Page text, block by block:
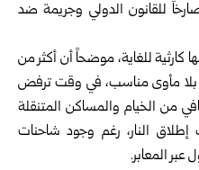
للقانون الدولي وجريمة ضد
كارثية للغاية، موضحاً أن أكثر من
بلا مأوى مناسب، في وقت ترفض
من الخيام والمساكن المتنقلة
النار، رغم وجود شاحنات
عبر المعابر.